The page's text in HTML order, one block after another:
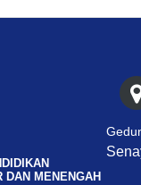
DAN MENENGAH